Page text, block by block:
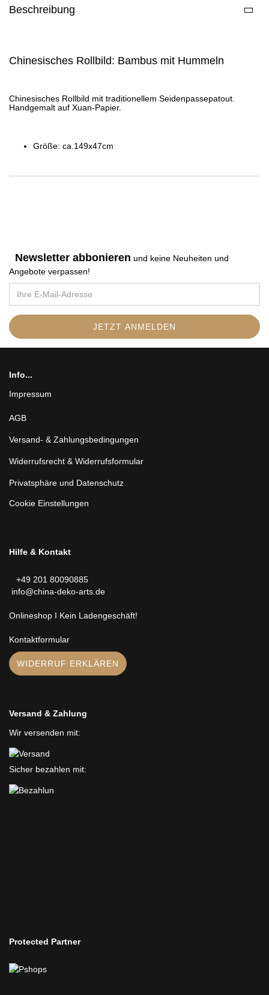
Beschreibung
Chinesisches Rollbild: Bambus mit Hummeln
Chinesisches Rollbild mit traditionellem Seidenpassepatout.
Handgemalt auf Xuan-Papier.
Größe: ca.149x47cm
Newsletter abbonieren und keine Neuheiten und
Angebote verpassen!
Info...
Impressum
AGB
Versand- & Zahlungsbedingungen
Widerrufsrecht & Widerrufsformular
Privatsphäre und Datenschutz
Cookie Einstellungen
Hilfe & Kontakt
+49 201 80090885
info@china-deko-arts.de
Onlineshop I Kein Ladengeschäft!
Kontaktformular
WIDERRUF ERKLÄREN
Versand & Zahlung
Wir versenden mit:
Sicher bezahlen mit:
Protected Partner